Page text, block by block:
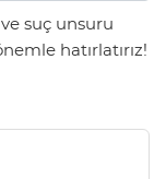
suç unsuru
hatırlatırız!